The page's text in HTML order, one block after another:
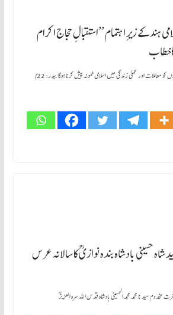
ہند کے زیرِ اہتمام ’’استقبالِ حجاج اکرام
حجاج اکرام میں تبدیلی ناگزیر، حاجیوں کو معاملات اور عملی زندگی میں اسلامی نمونہ پیش کرنا ہوگا بیدر: 22/
حسینی بادشاہ بندہ نوازی ؒ کا سالانہ عرس
سید نا محمد محمد الحسینی بادشاہ قد س اللہ سرہ العزیز